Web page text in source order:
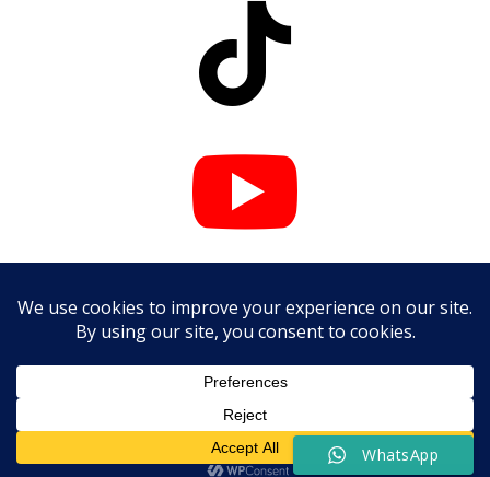



WhatsApp